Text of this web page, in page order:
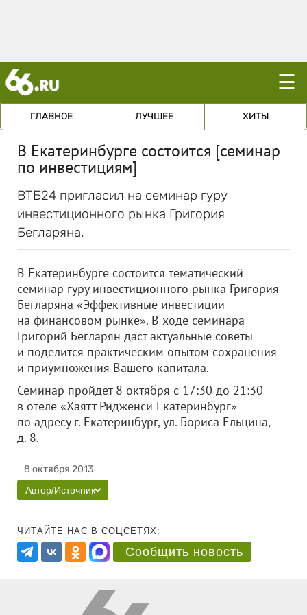
☰
ГЛАВНОЕ ЛУЧШЕЕ ХИТЫ
В Екатеринбурге состоится [семинар
по инвестициям]
ВТБ24 пригласил на семинар гуру
инвестиционного рынка Григория
Бегларяна.
В Екатеринбурге состоится тематический
семинар гуру инвестиционного рынка Григория
Бегларяна «Эффективные инвестиции
на финансовом рынке». В ходе семинара
Григорий Бегларян даст актуальные советы
и поделится практическим опытом сохранения
и приумножения Вашего капитала.
Семинар пройдет 8 октября с 17:30 до 21:30
в отеле «Хаятт Ридженси Екатеринбург»
по адресу г. Екатеринбург, ул. Бориса Ельцина,
д. 8.
8 октября 2013
Автор/Источник
ЧИТАЙТЕ НАС В СОЦСЕТЯХ:
Сообщить новость